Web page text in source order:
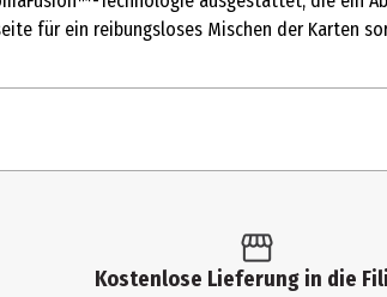
für ein reibungsloses Mischen der Karten
Kostenlose Lieferung in die